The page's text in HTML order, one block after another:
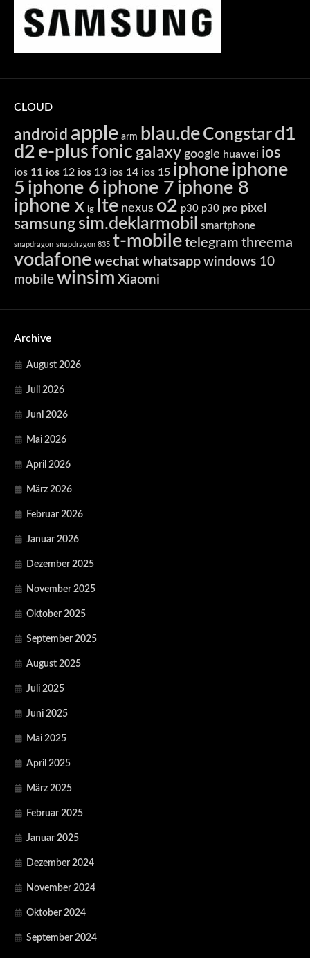
CLOUD
android apple arm blau.de Congstar d1
d2 e-plusfonic galaxy google huawei ios
ios 11 ios 12 ios 13 ios 14 ios 15 iphoneiphone
5 iphone 6 iphone 7 iphone 8
iphone x lg lte nexus o2 p30 p30 pro pixel
samsung sim.deklarmobil smartphone
snapdragon snapdragon 835 t-mobile telegram threema
vodafone wechat whatsapp windows 10
mobile winsim Xiaomi
Archive
August 2026
Juli 2026
Juni 2026
Mai 2026
April 2026
März 2026
Februar 2026
Januar 2026
Dezember 2025
November 2025
Oktober 2025
September 2025
August 2025
Juli 2025
Juni 2025
Mai 2025
April 2025
März 2025
Februar 2025
Januar 2025
Dezember 2024
November 2024
Oktober 2024
September 2024